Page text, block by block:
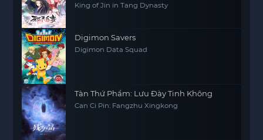
King of Jin in Tang Dynasty
Digimon Savers
Digimon Data Squad
Tàn Thứ Phẩm: Lưu Đày Tinh Không
Can Ci Pin: Fangzhu Xingkong